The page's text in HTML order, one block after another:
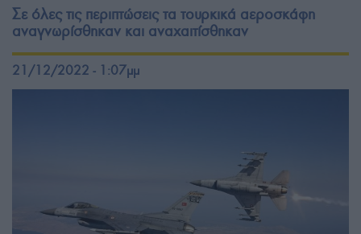
Σε όλες τις περιπτώσεις τα τουρκικά αεροσκάφη
αναγνωρίσθηκαν και αναχαιτίσθηκαν
21/12/2022 - 1:07μμ